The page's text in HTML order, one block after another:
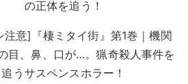
の正体を追う！
注意]『棲ミタイ街』第1巻｜機関
目、鼻、口が…。猟奇殺人事件を
追うサスペンスホラー！